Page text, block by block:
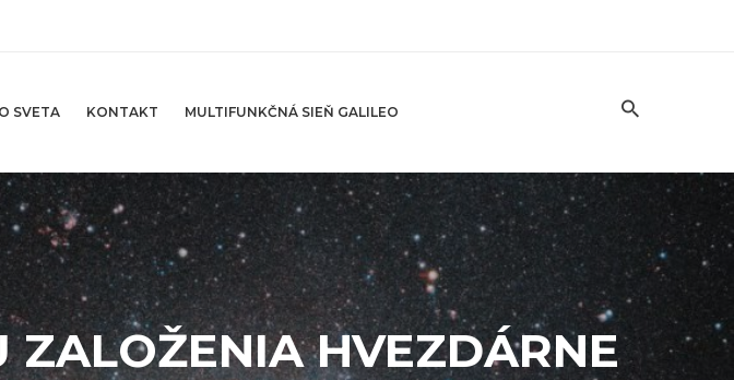
SVETA KONTAKT MULTIFUNKČNÁ SIEŇ GALILEO
ZALOŽENIA HVEZDÁRNE